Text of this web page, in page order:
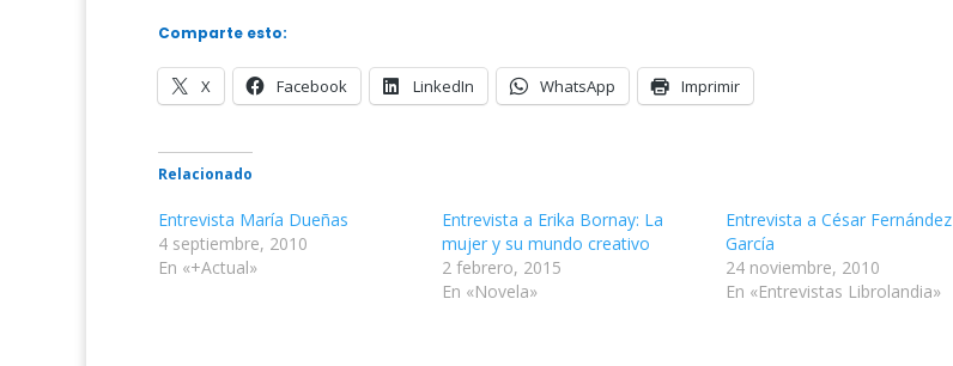
Comparte esto:
X Facebook LinkedIn WhatsApp Imprimir
Relacionado
Entrevista María Dueñas
4 septiembre, 2010
En «+Actual»
Entrevista a Erika Bornay: La
mujer y su mundo creativo
2 febrero, 2015
En «Novela»
Entrevista a César Fernández
García
24 noviembre, 2010
En «Entrevistas Librolandia»